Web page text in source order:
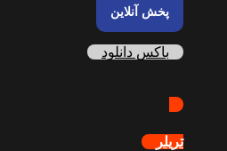
پخش آنلاین
باکس دانلود
تریلر